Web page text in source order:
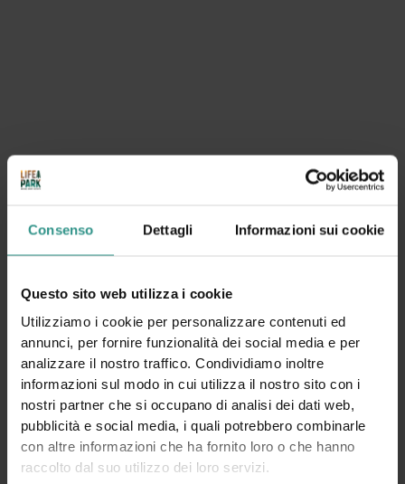
Consenso Dettagli Informazioni sui cookie
Questo sito web utilizza i cookie
Utilizziamo i cookie per personalizzare contenuti ed
annunci, per fornire funzionalità dei social media e per
analizzare il nostro traffico. Condividiamo inoltre
informazioni sul modo in cui utilizza il nostro sito con i
nostri partner che si occupano di analisi dei dati web,
pubblicità e social media, i quali potrebbero combinarle
con altre informazioni che ha fornito loro o che hanno
raccolto dal suo utilizzo dei loro servizi.